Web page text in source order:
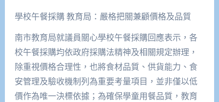
學校午餐採購 教育局：嚴格把關兼顧價格及品質
南市教育局就議員關心學校午餐採購回應表示，各
校午餐採購均依政府採購法精神及相關規定辦理，
除重視價格合理性，也將食材品質、供貨能力、食
安管理及驗收機制列為重要考量項目，並非僅以低
價作為唯一決標依據；為確保學童用餐品質，教育